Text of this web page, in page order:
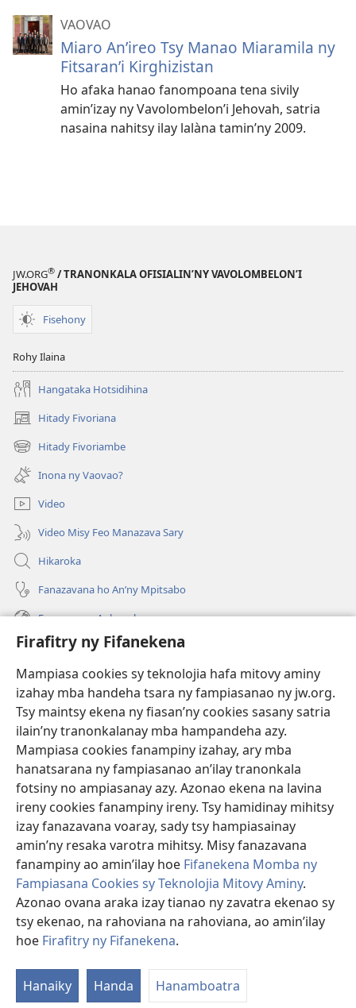
Firafitry ny Fifanekena
Mampiasa cookies sy teknolojia hafa mitovy aminy
izahay mba handeha tsara ny fampiasanao ny jw.org.
Tsy maintsy ekena ny fiasan’ny cookies sasany satria
ilain’ny tranonkalanay mba hampandeha azy.
Mampiasa cookies fanampiny izahay, ary mba
hanatsarana ny fampiasanao an’ilay tranonkala
fotsiny no ampiasanay azy. Azonao ekena na lavina
ireny cookies fanampiny ireny. Tsy hamidinay mihitsy
izay fanazavana voaray, sady tsy hampiasainay
amin’ny resaka varotra mihitsy. Misy fanazavana
fanampiny ao amin’ilay hoe Fifanekena Momba ny
Fampiasana Cookies sy Teknolojia Mitovy Aminy.
Azonao ovana araka izay tianao ny zavatra ekenao sy
tsy ekenao, na rahoviana na rahoviana, ao amin’ilay
hoe Firafitry ny Fifanekena.
Hanaiky Handa Hanamboatra
VAOVAO
Miaro An’ireo Tsy Manao Miaramila ny
Fitsaran’i Kirghizistan
Ho afaka hanao fanompoana tena sivily
amin’izay ny Vavolombelon’i Jehovah, satria
nasaina nahitsy ilay lalàna tamin’ny 2009.
JW.ORG® / TRANONKALA OFISIALIN’NY VAVOLOMBELON’I
JEHOVAH
Fisehony
Rohy Ilaina
Hangataka Hotsidihina
Hitady Fivoriana
(manokatra
rohy) Hitady Fivoriambe
(manokatra
rohy) Inona ny Vaovao?
Video
Video Misy Feo Manazava Sary
Hikaroka
Fanazavana ho An’ny Mpitsabo
Fanazavana Ankapobeny
Fanampiana
Fanomezana
(manokatra
rohy)
FITEHIRIZAM-BOKIN’NY Vavolombelon’i Jehovah
(manokatra
rohy)
JW Hub
(manokatra
rohy)
JW Library
Watchtower Library ®
Copyright© 2026 Watch Tower Bible and Tract Society of Pennsylvania.
FIFANEKENA| FIFANEKENA MOMBA NY TSIAMBARATELO
NY FIFANEKENA